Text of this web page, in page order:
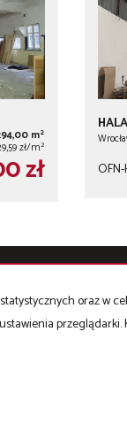
m2
zł/m2
zł
oraz w
przeglądarki.